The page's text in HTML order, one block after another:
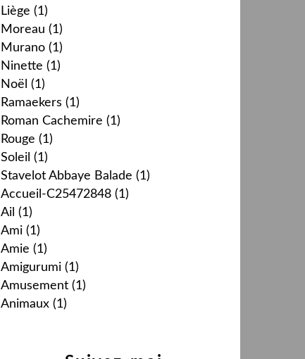
Liège (1)
Moreau (1)
Murano (1)
Ninette (1)
Noël (1)
Ramaekers (1)
Roman Cachemire (1)
Rouge (1)
Soleil (1)
Stavelot Abbaye Balade (1)
Accueil-C25472848 (1)
Ail (1)
Ami (1)
Amie (1)
Amigurumi (1)
Amusement (1)
Animaux (1)